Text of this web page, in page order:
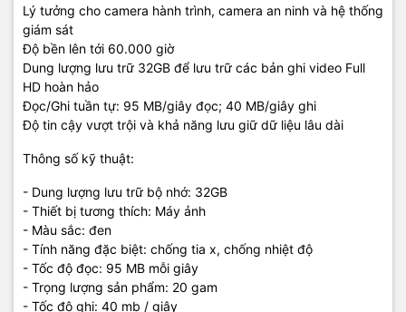
Lý tưởng cho camera hành trình, camera an ninh và hệ thống
giám sát
Độ bền lên tới 60.000 giờ
Dung lượng lưu trữ 32GB để lưu trữ các bản ghi video Full
HD hoàn hảo
Đọc/Ghi tuần tự: 95 MB/giây đọc; 40 MB/giây ghi
Độ tin cậy vượt trội và khả năng lưu giữ dữ liệu lâu dài
Thông số kỹ thuật:
- Dung lượng lưu trữ bộ nhớ: 32GB
- Thiết bị tương thích: Máy ảnh
- Màu sắc: ‎đen
- Tính năng đặc biệt: chống tia x, chống nhiệt độ
- Tốc độ đọc: 95 MB mỗi giây
- Trọng lượng sản phẩm: ‎20 gam
- Tốc độ ghi: ‎40 mb / giây